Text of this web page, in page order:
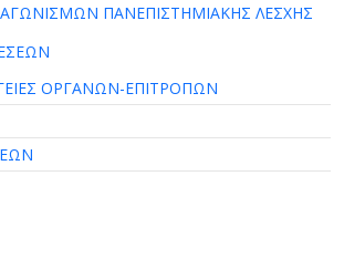
ΠΑΝΕΠΙΣΤΗΜΙΑΚΗΣ ΛΕΣΧΗΣ
ΟΡΓΑΝΩΝ-ΕΠΙΤΡΟΠΩΝ